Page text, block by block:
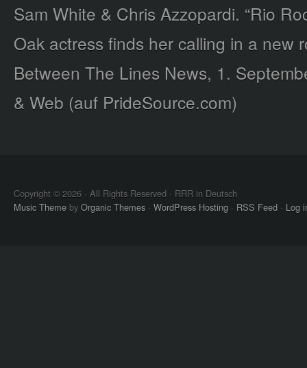
Sam White & Chris Azzopardi. “Rio
Oak actress finds her calling in a new
Between The Lines News, 1.
& Web (auf PrideSource.com)
Copyright © 2026 · All Rights Reserved · RRR in Deutsch
Music Theme by Organic Themes · WordPress Hosting · RSS Feed · Log